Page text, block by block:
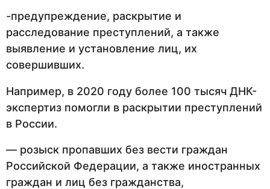
-предупреждение, раскрытие и
расследование преступлений, а также
выявление и установление лиц, их
совершивших.
Например, в 2020 году более 100 тысяч ДНК-
экспертиз помогли в раскрытии преступлений
в России.
— розыск пропавших без вести граждан
Российской Федерации, а также иностранных
граждан и лиц без гражданства,